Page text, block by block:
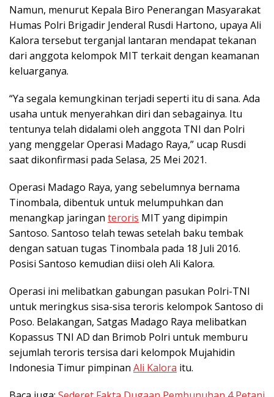
Namun, menurut Kepala Biro Penerangan Masyarakat
Humas Polri Brigadir Jenderal Rusdi Hartono, upaya Ali
Kalora tersebut terganjal lantaran mendapat tekanan
dari anggota kelompok MIT terkait dengan keamanan
keluarganya.
“Ya segala kemungkinan terjadi seperti itu di sana. Ada
usaha untuk menyerahkan diri dan sebagainya. Itu
tentunya telah didalami oleh anggota TNI dan Polri
yang menggelar Operasi Madago Raya,” ucap Rusdi
saat dikonfirmasi pada Selasa, 25 Mei 2021.
Operasi Madago Raya, yang sebelumnya bernama
Tinombala, dibentuk untuk melumpuhkan dan
menangkap jaringan teroris MIT yang dipimpin
Santoso. Santoso telah tewas setelah baku tembak
dengan satuan tugas Tinombala pada 18 Juli 2016.
Posisi Santoso kemudian diisi oleh Ali Kalora.
Operasi ini melibatkan gabungan pasukan Polri-TNI
untuk meringkus sisa-sisa teroris kelompok Santoso di
Poso. Belakangan, Satgas Madago Raya melibatkan
Kopassus TNI AD dan Brimob Polri untuk memburu
sejumlah teroris tersisa dari kelompok Mujahidin
Indonesia Timur pimpinan Ali Kalora itu.